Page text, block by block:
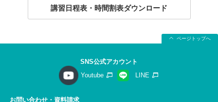
講習日程表・時間割表ダウンロード
ページトップへ
SNS公式アカウント
Youtube
LINE
お問い合わせ・資料請求